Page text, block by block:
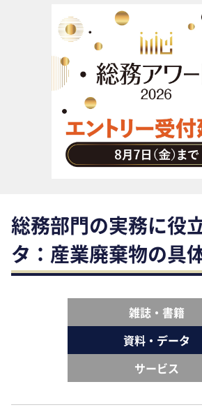
リスクマネジメント・BCP
社外・社内広報
社外・社内コミュニケーション活性化
FM・オフィス移転
CSR・SDGs
テクノロジー活用・DX
助成金・補助金・コスト削減
アウトソーシング・BPO
調査・
総務部門の実務に役
タ：産業廃棄物の具
雑誌・書籍
資料・データ
サービス